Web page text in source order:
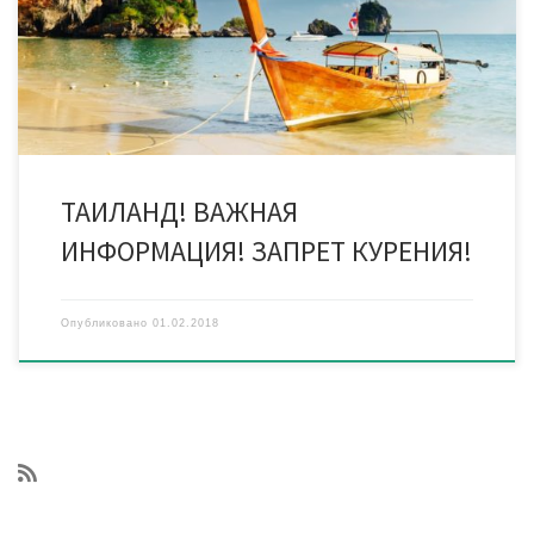
пачки на пляжах будут подвергаться однолетнему тюремному
заключению или штрафу в размере 100 тысяч бат, в крайнем
случае – обоим наказаниям одновременно. Новый закон
предполагает курение в […]
ТАИЛАНД! ВАЖНАЯ
ИНФОРМАЦИЯ! ЗАПРЕТ КУРЕНИЯ!
Опубликовано 01.02.2018